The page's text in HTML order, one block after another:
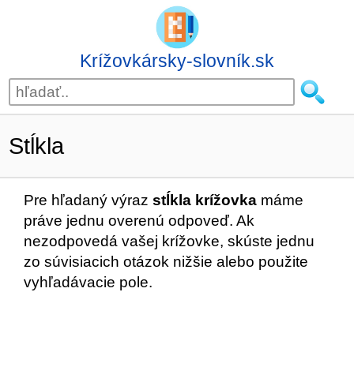
Krížovkársky-slovník.sk
Stĺkla
Pre hľadaný výraz stĺkla krížovka máme
práve jednu overenú odpoveď. Ak
nezodpovedá vašej krížovke, skúste jednu
zo súvisiacich otázok nižšie alebo použite
vyhľadávacie pole.